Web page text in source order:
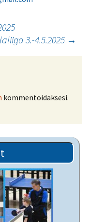
3.-4.5.2025 →
kommentoidaksesi.